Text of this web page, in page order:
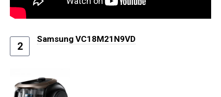
2
Samsung VC18M21N9VD